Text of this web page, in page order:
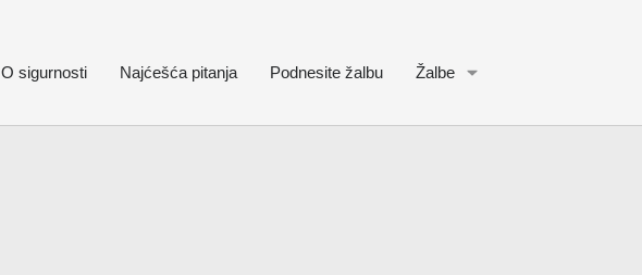
O sigurnosti Najćešća pitanja Podnesite žalbu Žalbe